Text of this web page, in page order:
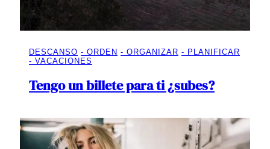
DESCANSO ORDEN ORGANIZAR
PLANIFICAR
VACACIONES
Tengo un billete para ti ¿subes?